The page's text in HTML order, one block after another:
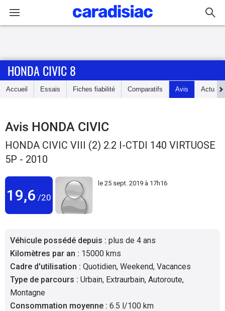
Accueil
Essais
Guide
d'achat
Utilitaires
Flottes
Auto
Services
Forum
HONDA CIVIC 8
Accueil Essais Fiches fiabilité Comparatifs Avis Actu
Avis HONDA CIVIC
HONDA CIVIC VIII (2) 2.2 I-CTDI 140 VIRTUOSE
5P - 2010
19,6 /20
le 25 sept. 2019 à 17h16
Véhicule possédé depuis : plus de 4 ans
Kilomètres par an : 15000 kms
Cadre d'utilisation : Quotidien, Weekend, Vacances
Type de parcours : Urbain, Extraurbain, Autoroute,
Montagne
Consommation moyenne : 6.5 l/100 km